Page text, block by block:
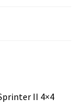
II 4×4